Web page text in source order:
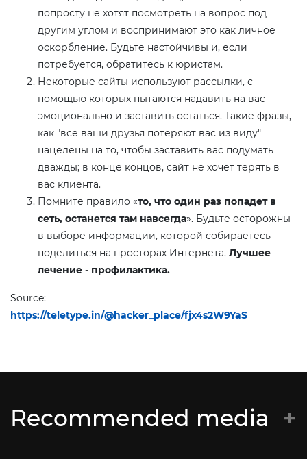
попросту не хотят посмотреть на вопрос под
другим углом и воспринимают это как личное
оскорбление. Будьте настойчивы и, если
потребуется, обратитесь к юристам.
Некоторые сайты используют рассылки, с
помощью которых пытаются надавить на вас
эмоционально и заставить остаться. Такие фразы,
как "все ваши друзья потеряют вас из виду"
нацелены на то, чтобы заставить вас подумать
дважды; в конце концов, сайт не хочет терять в
вас клиента.
Помните правило «то, что один раз попадет в
сеть, останется там навсегда». Будьте осторожны
в выборе информации, которой собираетесь
поделиться на просторах Интернета. Лучшее
лечение - профилактика.
Source:
https://teletype.in/@hacker_place/fjx4s2W9YaS
Recommended media